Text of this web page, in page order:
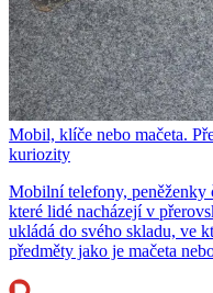
Mobil, klíče nebo mačeta.
kuriozity
Mobilní telefony, peněženky
které lidé nacházejí v
ukládá do svého skladu, ve
předměty jako je mačeta